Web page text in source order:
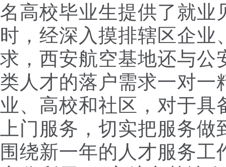
名高校毕业生提供了就业
时，经深入摸排辖区企
求，西安航空基地还与公
类人才的落户需求一对一
业、高校和社区，对于具
上门服务，切实把服务
围绕新一年的人才服务